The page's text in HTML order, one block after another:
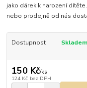
jako dárek k narození
nebo prodejně od nás
Dostupnost Skladem
150 Kč/ks
124 Kč bez DPH